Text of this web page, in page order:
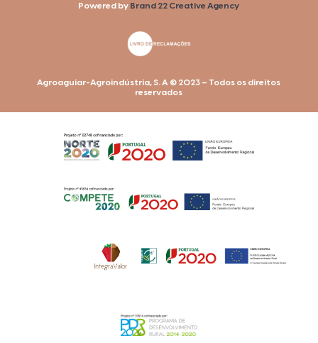
Powered by Brand 22 Creative Agency
Agroaguiar-Agroindústria, S. A © 2023 – Todos os direitos
reservados